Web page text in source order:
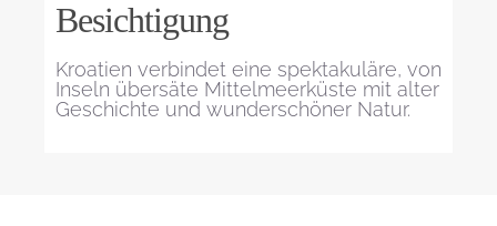
Besichtigung
Kroatien verbindet eine spektakuläre, von
Inseln übersäte Mittelmeerküste mit alter
Geschichte und wunderschöner Natur.